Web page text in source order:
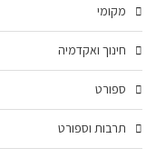
מקומי
חינוך ואקדמיה
ספורט
תרבות וספורט